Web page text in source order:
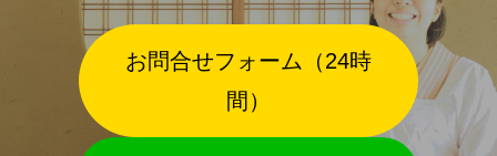
お問合せフォーム（24時
間）